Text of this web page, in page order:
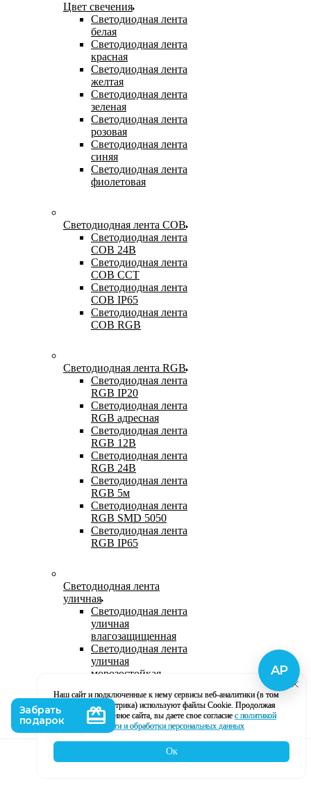
Цвет свечения
Светодиодная лента
белая
Светодиодная лента
красная
Светодиодная лента
желтая
Светодиодная лента
зеленая
Светодиодная лента
розовая
Светодиодная лента
синяя
Светодиодная лента
фиолетовая
Светодиодная лента COB
Светодиодная лента
COB 24В
Светодиодная лента
COB CCT
Светодиодная лента
COB IP65
Светодиодная лента
COB RGB
Светодиодная лента RGB
Светодиодная лента
RGB IP20
Светодиодная лента
RGB адресная
Светодиодная лента
RGB 12В
Светодиодная лента
RGB 24В
Светодиодная лента
RGB 5м
Светодиодная лента
RGB SMD 5050
Светодиодная лента
RGB IP65
Светодиодная лента
уличная
Светодиодная лента
уличная
влагозащищенная
Светодиодная лента
уличная
морозостойкая
светодиодная лента
220В
Светодиодная лента
уличная в силиконе
Наш сайт и подключенные к нему сервисы веб-аналитики (в том
числе, Яндекс Метрика) используют файлы Cookie. Продолжая
использование данное сайта, вы даете свое согласие с политикой
кофиденциальности и обработки персональных данных
Ок